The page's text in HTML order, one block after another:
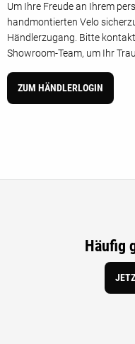
Um Ihre Freude an Ihrem
handmontierten Velo
Händlerzugang. Bitte
Showroom-Team, um Ihr
ZUM HÄNDLERLOGIN
Häufig